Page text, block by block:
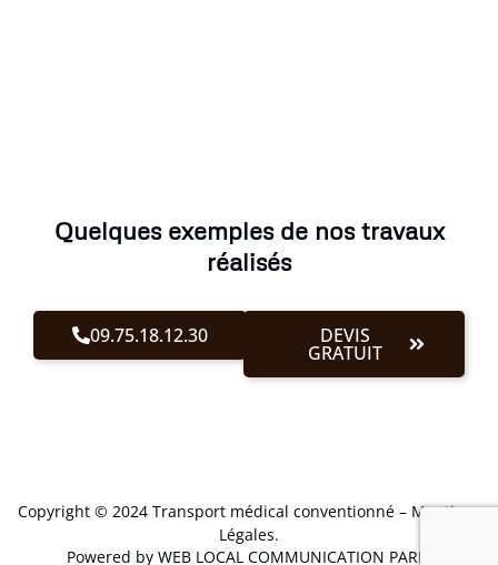
Quelques exemples de nos travaux
réalisés
09.75.18.12.30 DEVIS
GRATUIT
Copyright © 2024 Transport médical conventionné – Mentions
Légales.
Powered by WEB LOCAL COMMUNICATION PARIS